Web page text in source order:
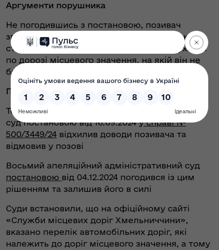
Аргументи порушника
Не погодившись з постановою, позивач
звернувся до суду з позовом. Перевізник
стверджував, що транспортний засіб рухався
по дорозі місцевого значення, на якій він не
бачив заборонних знаків.
Позиція суду
Тернопільський окружний адміністративний
суд постановою від 16.09.2024 усправі №
500/3449/24 відхилив доводи позивача та
відмовив у позові
Восьмий апеляційний адміністративний суд
постановою від 04.12.2024 погодився із цим
рішенням та залишив його в силі
Суди встановили, що на офіційному сайті
«Служби місцевих доріг Хмельниччини»,
вказано перелік автомобільних доріг, які
належить до доріг місцевого значення, а тому